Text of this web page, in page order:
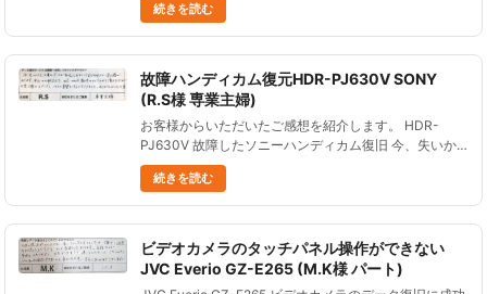
続きを読む
故障ハンディカム復元HDR-PJ630V SONY
(R.S様 専業主婦)
お客様からいただいたご感想を紹介します。 HDR-
PJ630V 故障したソニーハンディカム復旧 今、失いか
けた大事なデータが手元にあるという計り知れない安心
感があります。 申込から納品まで、tel、mail数件やり
とりさ......
続きを読む
ビデオカメラのタッチパネル操作ができない
JVC Everio GZ-E265 (M.K様 パート)